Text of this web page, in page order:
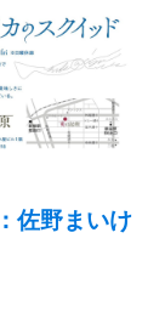
佐野まいけ